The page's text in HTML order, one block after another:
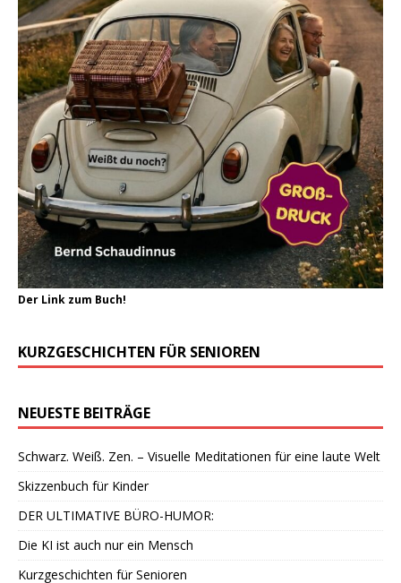
Der Link zum Buch!
KURZGESCHICHTEN FÜR SENIOREN
NEUESTE BEITRÄGE
Schwarz. Weiß. Zen. – Visuelle Meditationen für eine laute Welt
Skizzenbuch für Kinder
DER ULTIMATIVE BÜRO-HUMOR:
Die KI ist auch nur ein Mensch
Kurzgeschichten für Senioren